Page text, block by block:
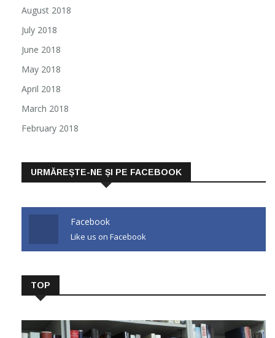
August 2018
July 2018
June 2018
May 2018
April 2018
March 2018
February 2018
URMĂREȘTE-NE ȘI PE FACEBOOK
Facebook
Like us on Facebook
TOP